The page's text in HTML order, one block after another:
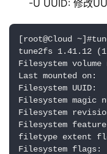
-U UUID: 修改
[root@Cloud
tune2fs 1.41.12
Filesystem volume
Last mounted on:
Filesystem UUID:
Filesystem magic
Filesystem
Filesystem
filetype extent
Filesystem flags: